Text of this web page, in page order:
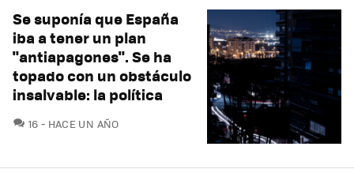
Se suponía que España
iba a tener un plan
"antiapagones". Se ha
topado con un obstáculo
insalvable: la política
16 COMENTARIOS
HACE UN AÑO